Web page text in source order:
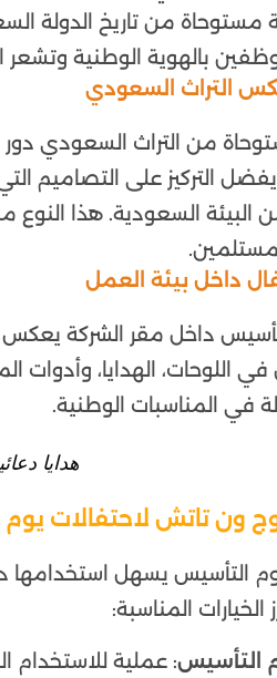
مستوحاة من تاريخ الدولة
بالهوية الوطنية
التراث السعودي
من التراث السعودي
يفضل التركيز على التصاميم
من البيئة السعودية. هذا
داخل بيئة العمل
داخل مقر الشركة يعكس
في اللوحات، الهدايا، وأدوات
في المناسبات الوطنية.
هدايا
ون تاتش لاحتفالات
التأسيس يسهل استخدامها
الخيارات المناسبة:
التأسيس: عملية للاستخدام